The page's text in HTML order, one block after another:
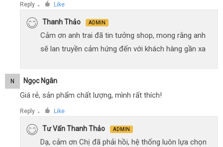
Reply ● Like
Thanh Thảo ADMIN
Cảm ơn anh trai đã tin tưởng shop, mong rằng anh
sẽ lan truyền cảm hứng đến với khách hàng gần xa
N Ngọc Ngân
Giá rẻ, sản phẩm chất lượng, mình rất thích!
Reply ● Like
Tư Vấn Thanh Thảo ADMIN
Dạ, cảm ơn Chị đã phải hồi, hệ thống luôn lựa chọn